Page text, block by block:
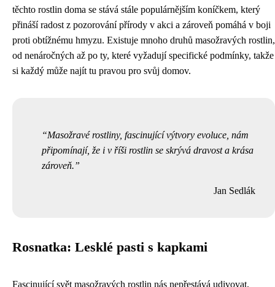
těchto rostlin doma se stává stále populárnějším koníčkem, který
přináší radost z pozorování přírody v akci a zároveň pomáhá v boji
proti obtížnému hmyzu. Existuje mnoho druhů masožravých rostlin,
od nenáročných až po ty, které vyžadují specifické podmínky, takže
si každý může najít tu pravou pro svůj domov.
Masožravé rostliny, fascinující výtvory evoluce, nám
připomínají, že i v říši rostlin se skrývá dravost a krása
zároveň.
Jan Sedlák
Rosnatka: Lesklé pasti s kapkami
Fascinující svět masožravých rostlin nás nepřestává udivovat.